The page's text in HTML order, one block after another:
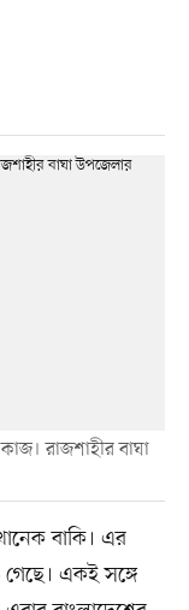
রাজশাহীর বাঘা
বাকি। এর
একই সঙ্গে